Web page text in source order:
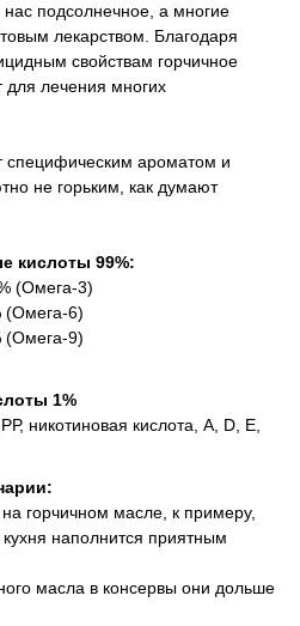
подсолнечное, а многие
лекарством. Благодаря
свойствам горчичное
для лечения многих
специфическим ароматом и
не горьким, как думают
кислоты 99%:
(Омега-3)
(Омега-6)
(Омега-9)
1%
никотиновая кислота, А, D, E,
горчичном масле, к примеру,
наполнится приятным
масла в консервы они дольше